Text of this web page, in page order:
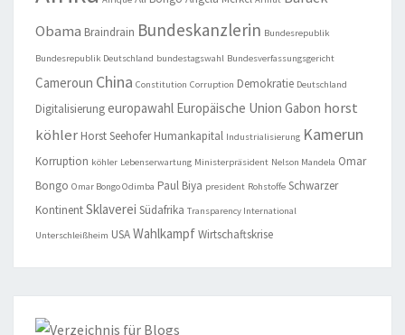
Obama Braindrain Bundeskanzlerin Bundesrepublik
Bundesrepublik Deutschland bundestagswahl Bundesverfassungsgericht
Cameroun China Constitution Corruption Demokratie Deutschland
Digitalisierungeuropawahl Europäische Union Gabon horst
köhler Horst Seehofer Humankapital Industrialisierung Kamerun
Korruption köhler Lebenserwartung Ministerpräsident Nelson Mandela Omar
Bongo Omar Bongo Odimba Paul Biya president Rohstoffe Schwarzer
KontinentSklaverei Südafrika Transparency International
Unterschleißheim USAWahlkampfWirtschaftskrise